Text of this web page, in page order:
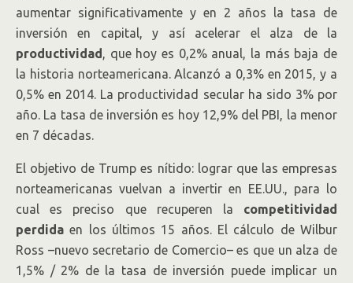
aumentar significativamente y en 2 años la tasa de
inversión en capital, y así acelerar el alza de la
productividad, que hoy es 0,2% anual, la más baja de
la historia norteamericana. Alcanzó a 0,3% en 2015, y a
0,5% en 2014. La productividad secular ha sido 3% por
año. La tasa de inversión es hoy 12,9% del PBI, la menor
en 7 décadas.
El objetivo de Trump es nítido: lograr que las empresas
norteamericanas vuelvan a invertir en EE.UU., para lo
cual es preciso que recuperen la competitividad
perdida en los últimos 15 años. El cálculo de Wilbur
Ross –nuevo secretario de Comercio– es que un alza de
1,5% / 2% de la tasa de inversión puede implicar un